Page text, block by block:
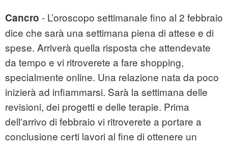
Cancro - L’oroscopo settimanale fino al 2 febbraio
dice che sarà una settimana piena di attese e di
spese. Arriverà quella risposta che attendevate
da tempo e vi ritroverete a fare shopping,
specialmente online. Una relazione nata da poco
inizierà ad infiammarsi. Sarà la settimana delle
revisioni, dei progetti e delle terapie. Prima
dell'arrivo di febbraio vi ritroverete a portare a
conclusione certi lavori al fine di ottenere un